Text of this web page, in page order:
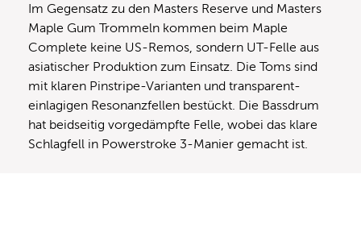
Im Gegensatz zu den Masters Reserve und Masters
Maple Gum Trommeln kommen beim Maple
Complete keine US-Remos, sondern UT-Felle aus
asiatischer Produktion zum Einsatz. Die Toms sind
mit klaren Pinstripe-Varianten und transparent-
einlagigen Resonanzfellen bestückt. Die Bassdrum
hat beidseitig vorgedämpfte Felle, wobei das klare
Schlagfell in Powerstroke 3-Manier gemacht ist.